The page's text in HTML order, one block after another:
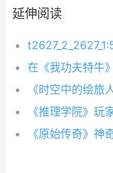
延伸阅读
《推理学院》玩